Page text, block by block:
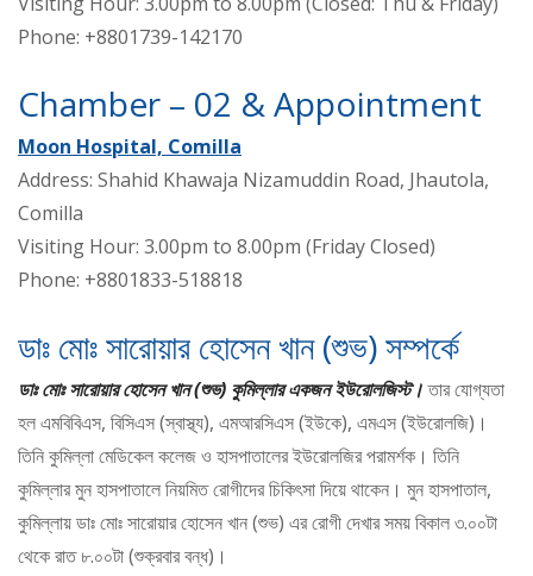
Phone: +8801739-142170
Chamber – 02 & Appointment
Moon Hospital, Comilla
Address: Shahid Khawaja Nizamuddin Road, Jhautola,
Comilla
Visiting Hour: 3.00pm to 8.00pm (Friday Closed)
Phone: +8801833-518818
ডাঃ মোঃ সারোয়ার হোসেন খান (শুভ) সম্পর্কে
ডাঃ মোঃ সারোয়ার হোসেন খান (শুভ) কুমিল্লার একজন ইউরোলজিস্ট।তার যোগ্যতা
হল এমবিবিএস, বিসিএস (স্বাস্থ্য), এমআরসিএস (ইউকে), এমএস (ইউরোলজি)।
তিনি কুমিল্লা মেডিকেল কলেজ ও হাসপাতালের ইউরোলজির পরামর্শক। তিনি
কুমিল্লার মুন হাসপাতালে নিয়মিত রোগীদের চিকিৎসা দিয়ে থাকেন। মুন হাসপাতাল,
কুমিল্লায় ডাঃ মোঃ সারোয়ার হোসেন খান (শুভ) এর রোগী দেখার সময় বিকাল ৩.০০টা
থেকে রাত ৮.০০টা (শুক্রবার বন্ধ)।